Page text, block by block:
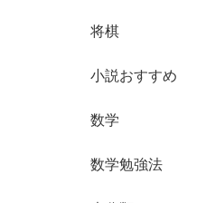
将棋
小説おすすめ
数学
数学勉強法